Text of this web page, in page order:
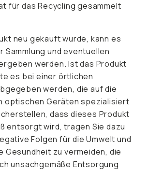
für das Recycling gesammelt
neu gekauft wurde, kann es
Sammlung und eventuellen
werden. Ist das Produkt
es bei einer örtlichen
werden, die auf die
optischen Geräten spezialisiert
dass dieses Produkt
entsorgt wird, tragen Sie dazu
Folgen für die Umwelt und
Gesundheit zu vermeiden, die
unsachgemäße Entsorgung